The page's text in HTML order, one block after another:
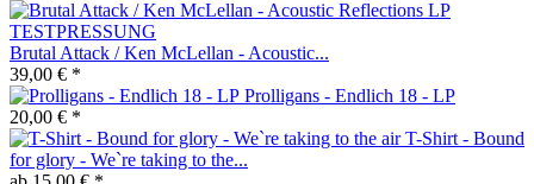
Brutal Attack / Ken McLellan - Acoustic...
39,00 € *
Prolligans - Endlich 18 - LP
20,00 € *
T-Shirt - Bound
for glory - We`re taking to the...